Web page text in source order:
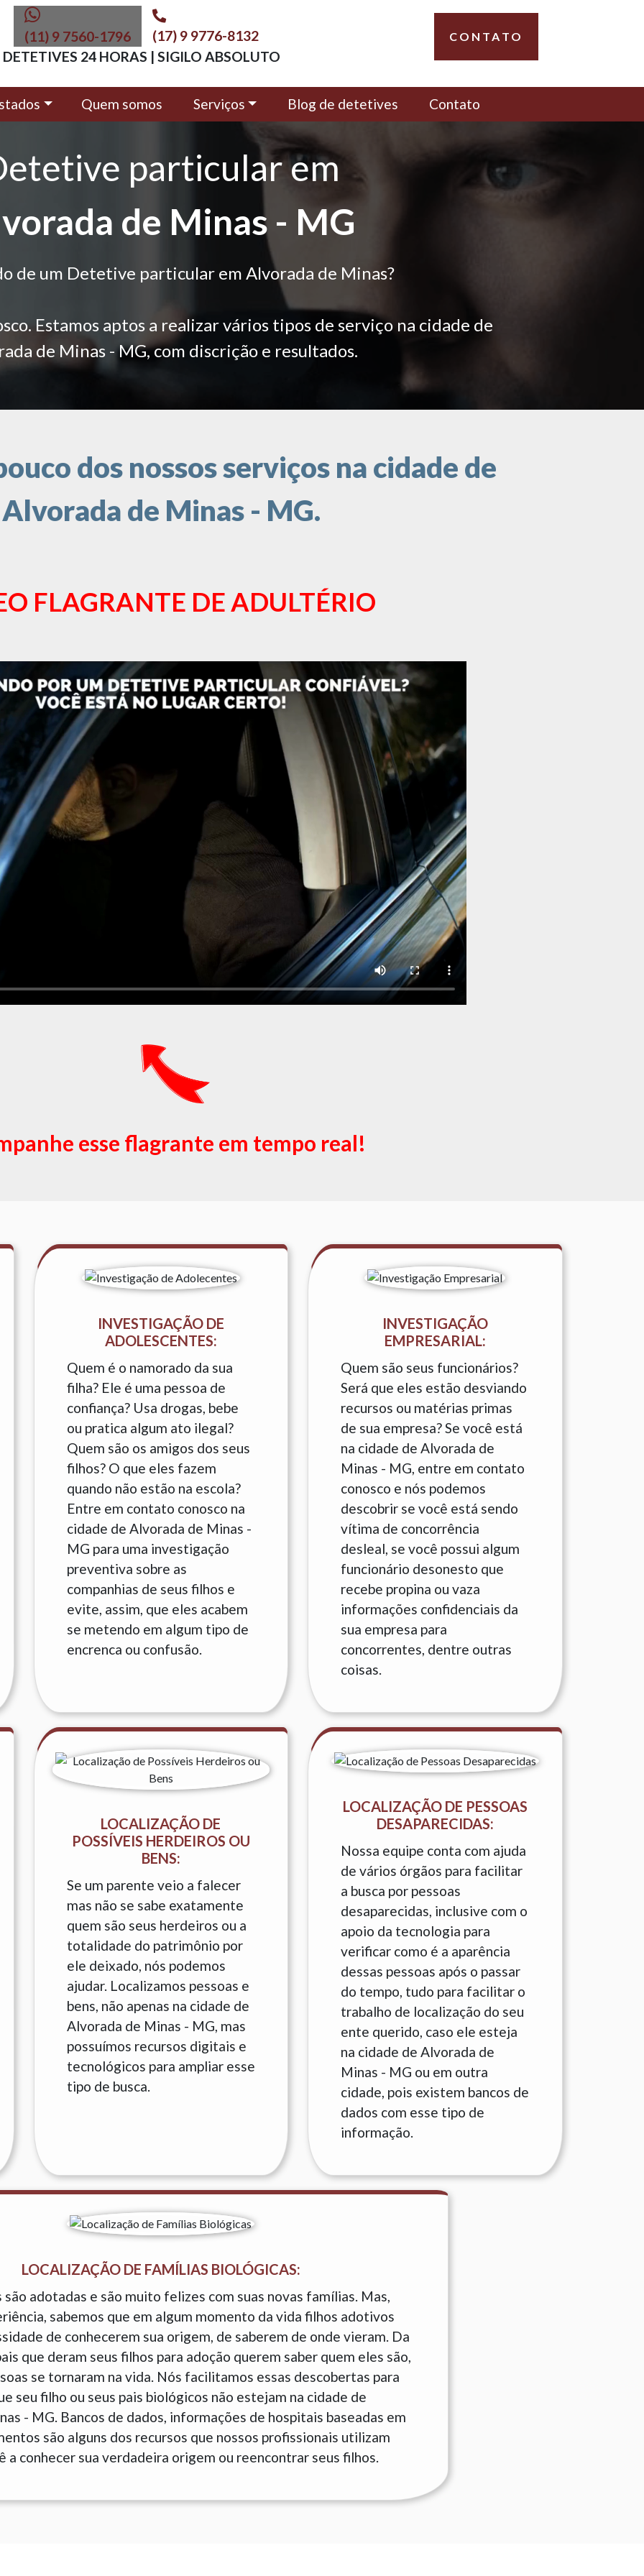
(11) 9 7560-1796
(17) 9 9776-8132
DETETIVES 24 HORAS | SIGILO ABSOLUTO
CONTATO
Quem somos Serviços Blog de detetives Contato
particular em
de Minas - MG
de um Detetive particular em Alvorada de Minas?
Estamos aptos a realizar vários tipos de serviço na cidade de
de Minas - MG, com discrição e resultados.
dos nossos serviços na cidade de
Alvorada de Minas - MG.
FLAGRANTE DE ADULTÉRIO
esse flagrante em tempo real!
INVESTIGAÇÃO DE
ADOLESCENTES:
Quem é o namorado da sua
filha? Ele é uma pessoa de
confiança? Usa drogas, bebe
ou pratica algum ato ilegal?
Quem são os amigos dos seus
filhos? O que eles fazem
quando não estão na escola?
Entre em contato conosco na
cidade de Alvorada de Minas -
MG para uma investigação
preventiva sobre as
companhias de seus filhos e
evite, assim, que eles acabem
se metendo em algum tipo de
encrenca ou confusão.
INVESTIGAÇÃO
EMPRESARIAL:
Quem são seus funcionários?
Será que eles estão desviando
recursos ou matérias primas
de sua empresa? Se você está
na cidade de Alvorada de
Minas - MG, entre em contato
conosco e nós podemos
descobrir se você está sendo
vítima de concorrência
desleal, se você possui algum
funcionário desonesto que
recebe propina ou vaza
informações confidenciais da
sua empresa para
concorrentes, dentre outras
coisas.
LOCALIZAÇÃO DE
POSSÍVEIS HERDEIROS OU
BENS:
Se um parente veio a falecer
mas não se sabe exatamente
quem são seus herdeiros ou a
totalidade do patrimônio por
ele deixado, nós podemos
ajudar. Localizamos pessoas e
bens, não apenas na cidade de
Alvorada de Minas - MG, mas
possuímos recursos digitais e
tecnológicos para ampliar esse
tipo de busca.
LOCALIZAÇÃO DE PESSOAS
DESAPARECIDAS:
Nossa equipe conta com ajuda
de vários órgãos para facilitar
a busca por pessoas
desaparecidas, inclusive com o
apoio da tecnologia para
verificar como é a aparência
dessas pessoas após o passar
do tempo, tudo para facilitar o
trabalho de localização do seu
ente querido, caso ele esteja
na cidade de Alvorada de
Minas - MG ou em outra
cidade, pois existem bancos de
dados com esse tipo de
informação.
LOCALIZAÇÃO DE FAMÍLIAS BIOLÓGICAS:
adotadas e são muito felizes com suas novas famílias. Mas,
sabemos que em algum momento da vida filhos adotivos
de conhecerem sua origem, de saberem de onde vieram. Da
que deram seus filhos para adoção querem saber quem eles são,
se tornaram na vida. Nós facilitamos essas descobertas para
seu filho ou seus pais biológicos não estejam na cidade de
- MG. Bancos de dados, informações de hospitais baseadas em
são alguns dos recursos que nossos profissionais utilizam
a conhecer sua verdadeira origem ou reencontrar seus filhos.